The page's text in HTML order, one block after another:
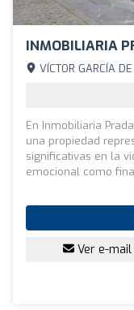
INMOBILIARIA
VÍCTOR GARCÍA
En Inmobiliaria
una propiedad
significativas en la
emocional como
Ver e-mail